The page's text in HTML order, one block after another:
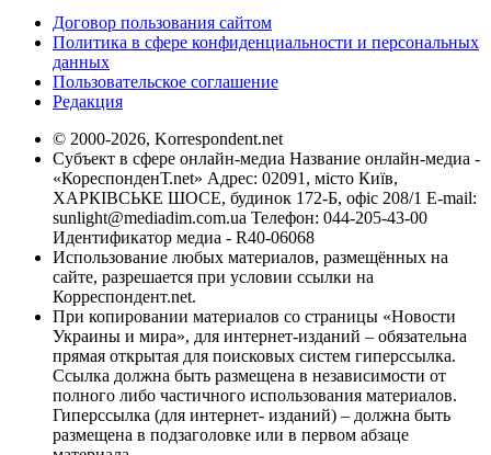
Договор пользования сайтом
Политика в сфере конфиденциальности и персональных
данных
Пользовательское соглашение
Редакция
© 2000-2026, Korrespondent.net
Субъект в сфере онлайн-медиа Название онлайн-медиа -
«КореспонденТ.net» Адрес: 02091, місто Київ,
ХАРКІВСЬКЕ ШОСЕ, будинок 172-Б, офіс 208/1 E-mail:
sunlight@mediadim.com.ua Телефон: 044-205-43-00
Идентификатор медиа - R40-06068
Использование любых материалов, размещённых на
сайте, разрешается при условии ссылки на
Корреспондент.net.
При копировании материалов со страницы «Новости
Украины и мира», для интернет-изданий – обязательна
прямая открытая для поисковых систем гиперссылка.
Ссылка должна быть размещена в независимости от
полного либо частичного использования материалов.
Гиперссылка (для интернет- изданий) – должна быть
размещена в подзаголовке или в первом абзаце